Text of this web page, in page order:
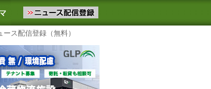
します。物流ニュースメール配信を登録す
加 よく見るテーマ
ース配信登録（無料）